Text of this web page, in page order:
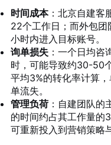
时间成本：北京自建客
22个工作日；而外包
小时内进入目标账号。
询单损失 ：一个日均
时，可能导致约30-50
平均3%的转化率计算
单流失。
管理负荷 ：自建团队
的时间约占其工作量的
可重新投入到营销策略